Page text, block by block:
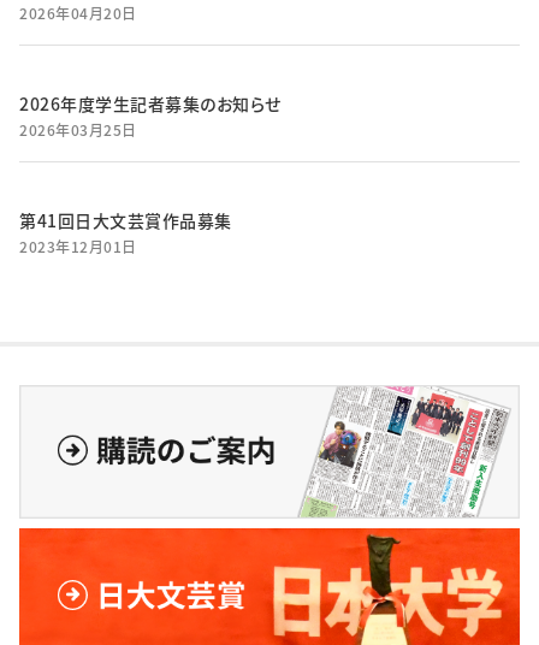
2026年04月20日
2026年度学生記者募集のお知らせ
2026年03月25日
第41回日大文芸賞作品募集
2023年12月01日